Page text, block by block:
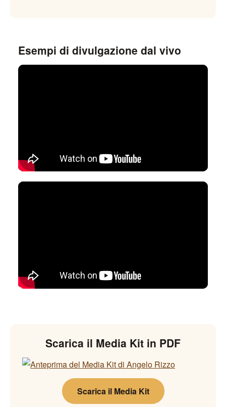
Esempi di divulgazione dal vivo
Scarica il Media Kit in PDF
Scarica il Media Kit